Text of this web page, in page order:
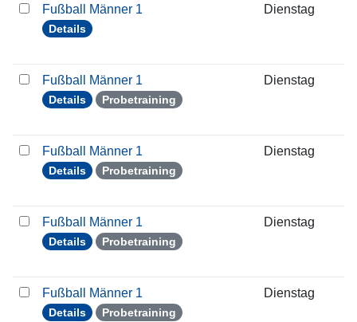
Fußball Männer 1
Details
Dienstag
Fußball Männer 1
Details Probetraining
Dienstag
Fußball Männer 1
Details Probetraining
Dienstag
Fußball Männer 1
Details Probetraining
Dienstag
Fußball Männer 1
Details Probetraining
Dienstag